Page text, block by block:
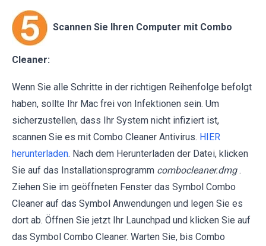
Scannen Sie Ihren Computer mit Combo
Cleaner:
Wenn Sie alle Schritte in der richtigen Reihenfolge befolgt
haben, sollte Ihr Mac frei von Infektionen sein. Um
sicherzustellen, dass Ihr System nicht infiziert ist,
scannen Sie es mit Combo Cleaner Antivirus. HIER
herunterladen. Nach dem Herunterladen der Datei, klicken
Sie auf das Installationsprogramm combocleaner.dmg .
Ziehen Sie im geöffneten Fenster das Symbol Combo
Cleaner auf das Symbol Anwendungen und legen Sie es
dort ab. Öffnen Sie jetzt Ihr Launchpad und klicken Sie auf
das Symbol Combo Cleaner. Warten Sie, bis Combo